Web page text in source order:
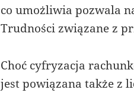
co umożliwia pozwala
Trudności związane z
Choć cyfryzacja
jest powiązana także z